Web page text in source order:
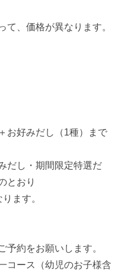
、価格が異なります。
お好みだし（1種）まで
だし・期間限定特選だ
とおり
ます。
予約をお願いします。
コース（幼児のお子様含